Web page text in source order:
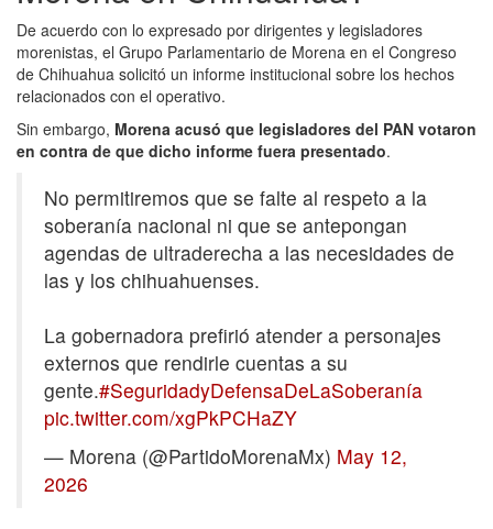
De acuerdo con lo expresado por dirigentes y legisladores
morenistas, el Grupo Parlamentario de Morena en el Congreso
de Chihuahua solicitó un informe institucional sobre los hechos
relacionados con el operativo.
Sin embargo, Morena acusó que legisladores del PAN votaron
en contra de que dicho informe fuera presentado.
No permitiremos que se falte al respeto a la
soberanía nacional ni que se antepongan
agendas de ultraderecha a las necesidades de
las y los chihuahuenses.
La gobernadora prefirió atender a personajes
externos que rendirle cuentas a su
gente.#SeguridadyDefensaDeLaSoberanía
pic.twitter.com/xgPkPCHaZY
— Morena (@PartidoMorenaMx) May 12,
2026